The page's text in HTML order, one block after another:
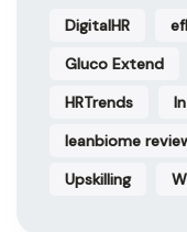
DigitalHR
Gluco Extend
HRTrends
leanbiome
Upskilling